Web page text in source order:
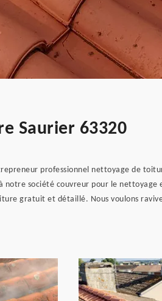
Saurier 63320
professionnel nettoyage de
société couvreur pour le
gratuit et détaillé. Nous voulons